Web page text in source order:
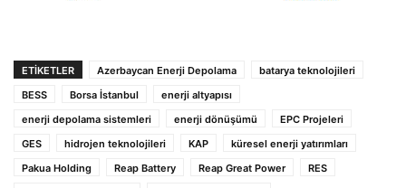
ETIKETLER Azerbaycan Enerji Depolama
batarya teknolojileri
BESS
Borsa İstanbul
enerji altyapısı
enerji depolama sistemleri
enerji dönüşümü
EPC Projeleri
GES
hidrojen teknolojileri KAP
küresel enerji yatırımları
Pakua Holding
Reap Battery Reap Great Power
RES